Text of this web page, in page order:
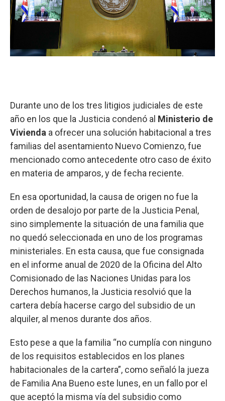
Durante uno de los tres litigios judiciales de este
año en los que la Justicia condenó al Ministerio de
Vivienda a ofrecer una solución habitacional a tres
familias del asentamiento Nuevo Comienzo, fue
mencionado como antecedente otro caso de éxito
en materia de amparos, y de fecha reciente.
En esa oportunidad, la causa de origen no fue la
orden de desalojo por parte de la Justicia Penal,
sino simplemente la situación de una familia que
no quedó seleccionada en uno de los programas
ministeriales. En esta causa, que fue consignada
en el informe anual de 2020 de la Oficina del Alto
Comisionado de las Naciones Unidas para los
Derechos humanos, la Justicia resolvió que la
cartera debía hacerse cargo del subsidio de un
alquiler, al menos durante dos años.
Esto pese a que la familia “no cumplía con ninguno
de los requisitos establecidos en los planes
habitacionales de la cartera”, como señaló la jueza
de Familia Ana Bueno este lunes, en un fallo por el
que aceptó la misma vía del subsidio como